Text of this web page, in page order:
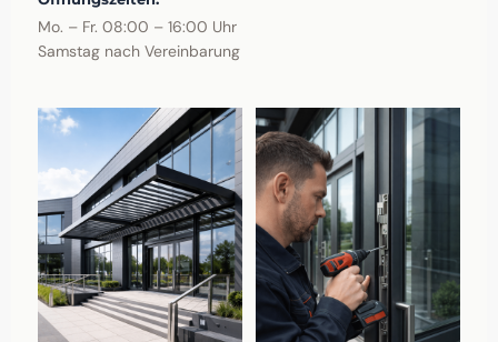
Mo. – Fr. 08:00 – 16:00 Uhr
Samstag nach Vereinbarung